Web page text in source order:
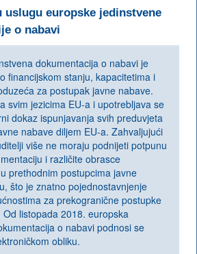
uslugu europske jedinstvene
o nabavi
dokumentacija o nabavi je
financijskom stanju, kapacitetima i
za postupak javne nabave.
svim jezicima EU-a i upotrebljava se
dokaz ispunjavanja svih preduvjeta
nabave diljem EU-a. Zahvaljujući
više ne moraju podnijeti potpunu
i različite obrasce
prethodnim postupcima javne
što je znatno pojednostavnjenje
za prekogranične postupke
listopada 2018. europska
o nabavi podnosi se
obliku.